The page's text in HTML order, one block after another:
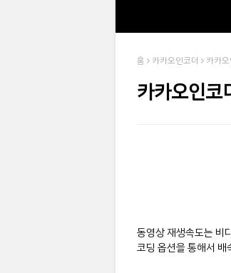
홈 카카오인코더 카카
카카오인코
동영상 재생속도는 비
코딩 옵션을 통해서 배